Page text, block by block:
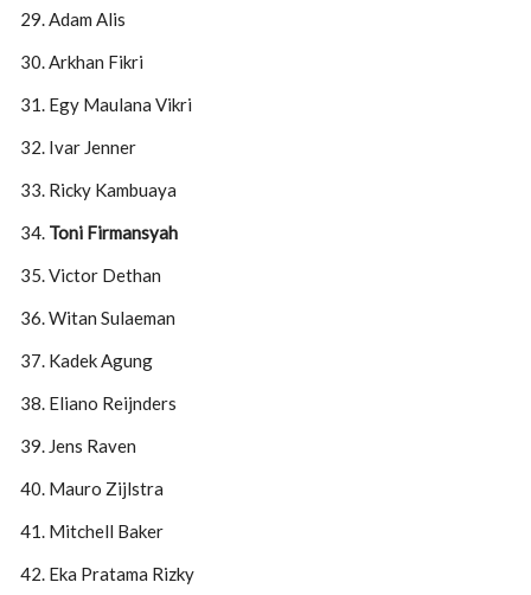
Adam Alis
Arkhan Fikri
Egy Maulana Vikri
Ivar Jenner
Ricky Kambuaya
Toni Firmansyah
Victor Dethan
Witan Sulaeman
Kadek Agung
Eliano Reijnders
Jens Raven
Mauro Zijlstra
Mitchell Baker
Eka Pratama Rizky